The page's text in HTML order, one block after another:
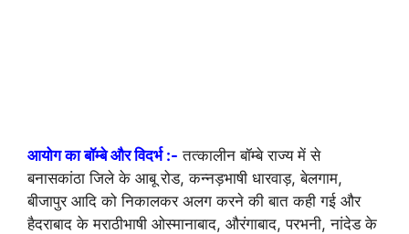
आयोग का बॉम्बे और विदर्भ :- तत्कालीन बॉम्बे राज्य में से
बनासकांठा जिले के आबू रोड, कन्नड़भाषी धारवाड़, बेलगाम,
बीजापुर आदि को निकालकर अलग करने की बात कही गई और
हैदराबाद के मराठीभाषी ओस्मानाबाद, औरंगाबाद, परभनी, नांदेड के